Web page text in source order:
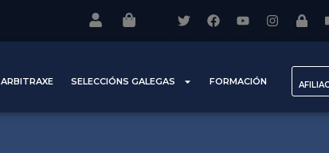
ARBITRAXE SELECCIÓNS GALEGAS FORMACIÓN